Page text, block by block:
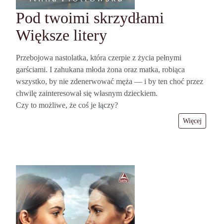
Pod twoimi skrzydłami
Większe litery
Przebojowa nastolatka, która czerpie z życia pełnymi
garściami. I zahukana młoda żona oraz matka, robiąca
wszystko, by nie zdenerwować męża — i by ten choć przez
chwilę zainteresował się własnym dzieckiem.
Czy to możliwe, że coś je łączy?
Więcej